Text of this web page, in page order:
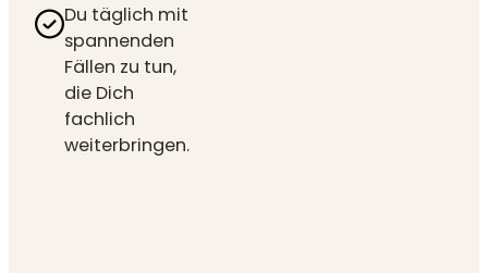
Du täglich mit
spannenden
Fällen zu tun,
die Dich
fachlich
weiterbringen.